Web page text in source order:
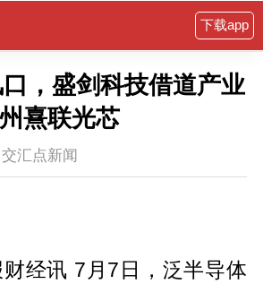
下载app
，盛剑科技借道产业
熹联光芯
交汇点新闻
经讯 7月7日，泛半导体